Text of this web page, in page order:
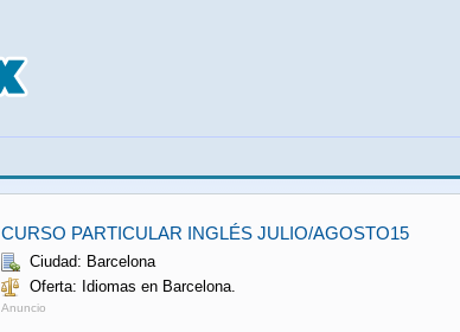
CURSO PARTICULAR INGLÉS JULIO/AGOSTO15
Ciudad: Barcelona
Oferta: Idiomas en Barcelona.
Anuncio